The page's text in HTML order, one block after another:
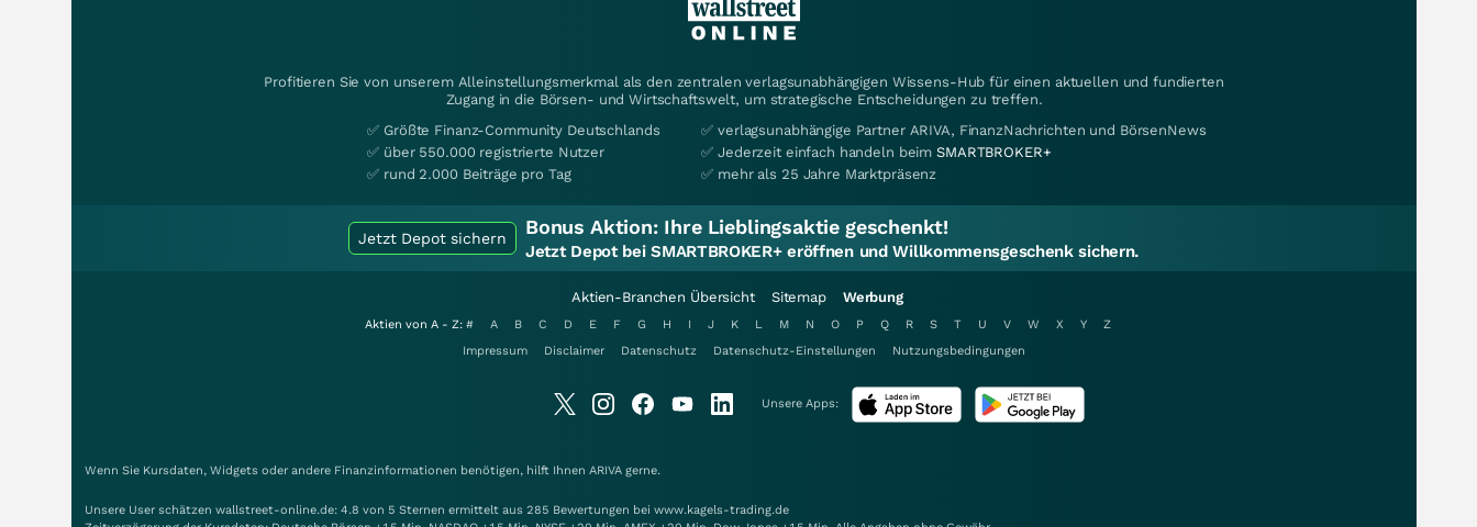
Profitieren Sie von unserem Alleinstellungsmerkmal als den zentralen verlagsunabhängigen Wissens-Hub für einen aktuellen und fundierten
Zugang in die Börsen- und Wirtschaftswelt, um strategische Entscheidungen zu treffen.
✅ Größte Finanz-Community Deutschlands
✅ über 550.000 registrierte Nutzer
✅ rund 2.000 Beiträge pro Tag
✅ verlagsunabhängige Partner ARIVA, FinanzNachrichten und BörsenNews
✅ Jederzeit einfach handeln beimSMARTBROKER+
✅ mehr als 25 Jahre Marktpräsenz
Jetzt Depot sichern Bonus Aktion: Ihre Lieblingsaktie geschenkt!
Jetzt Depot bei SMARTBROKER+ eröffnen und Willkommensgeschenk sichern.
Aktien-Branchen Übersicht Sitemap Werbung
Aktien von A - Z: # A B C D E F G H I J K L M N O P Q R S T U V W X Y
Z
Impressum
Disclaimer Datenschutz Datenschutz-Einstellungen Nutzungsbedingungen
Unsere Apps:
Wenn Sie Kursdaten, Widgets oder andere Finanzinformationen benötigen, hilft Ihnen ARIVA gerne.
Unsere User schätzen wallstreet-online.de: 4.8 von 5 Sternen ermittelt aus 285 Bewertungen bei www.kagels-trading.de